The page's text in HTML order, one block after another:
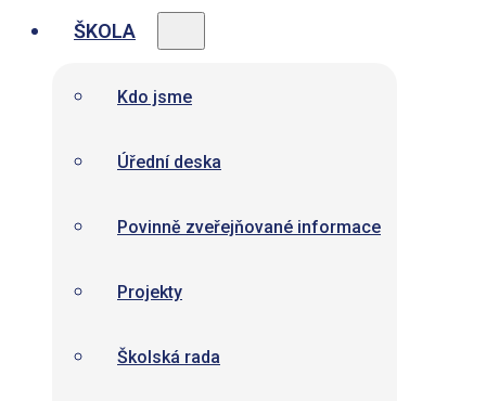
ŠKOLA
Kdo jsme
Úřední deska
Povinně zveřejňované informace
Projekty
Školská rada